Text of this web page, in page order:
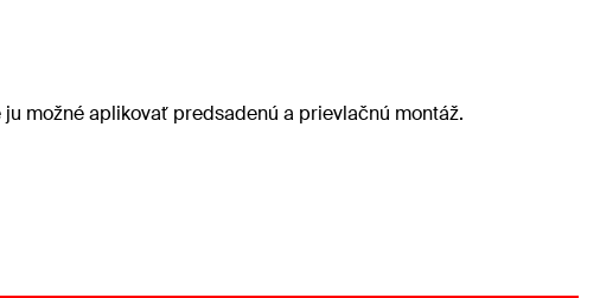
možné aplikovať predsadenú a prievlačnú montáž.